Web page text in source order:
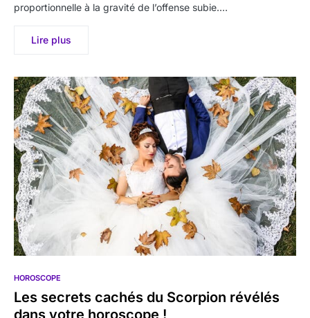
proportionnelle à la gravité de l’offense subie.…
Lire plus
HOROSCOPE
Les secrets cachés du Scorpion révélés